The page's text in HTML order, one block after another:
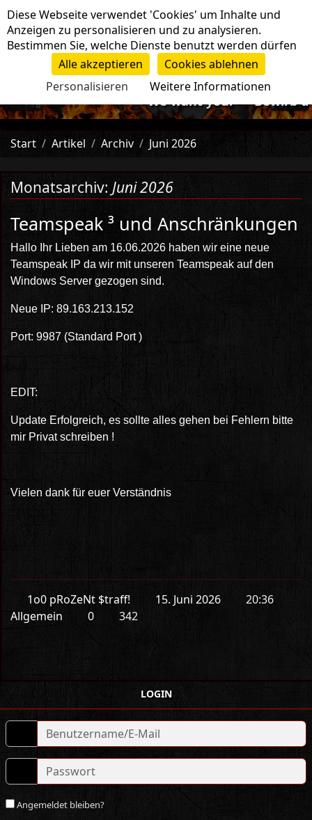
Navigation
-=>We want you!<=- Bewirb
Start Artikel Archiv Juni 2026
Monatsarchiv: Juni 2026
Teamspeak ³ und Anschränkungen
Hallo Ihr Lieben am 16.06.2026 haben wir eine neue
Teamspeak IP da wir mit unseren Teamspeak auf den
Windows Server gezogen sind.
Neue IP: 89.163.213.152
Port: 9987 (Standard Port )
EDIT:
Update Erfolgreich, es sollte alles gehen bei Fehlern bitte
mir Privat schreiben !
Vielen dank für euer Verständnis
1o0 pRoZeNt $traff! 15. Juni 2026
20:36
Allgemein
0 342
LOGIN
Angemeldet bleiben?
Cookie-Einstellungen
Diese Webseite verwendet 'Cookies' um Inhalte und
Anzeigen zu personalisieren und zu analysieren.
Bestimmen Sie, welche Dienste benutzt werden dürfen
Alle akzeptieren
Cookies ablehnen
Personalisieren
Weitere Informationen